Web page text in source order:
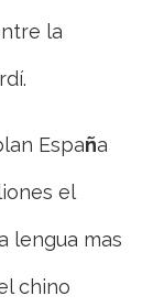
la
España
el
lengua mas
chino